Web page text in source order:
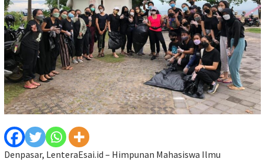
Denpasar, LenteraEsai.id – Himpunan Mahasiswa Ilmu